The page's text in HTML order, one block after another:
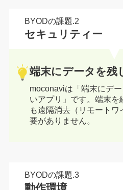
BYODの課題.2
セキュリティー
端末にデータを残
moconaviは「端末にデ
いアプリ」です。端末を
も遠隔消去（リモートワ
要がありません。
BYODの課題.3
動作環境